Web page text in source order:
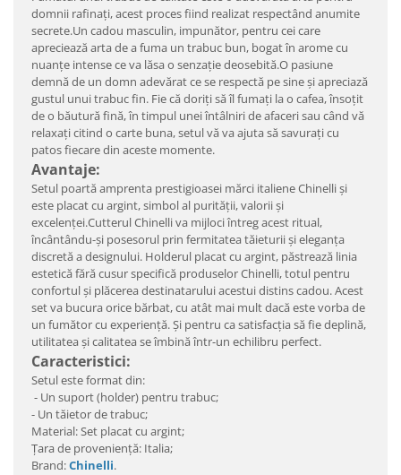
domnii rafinați, acest proces fiind realizat respectând anumite
secrete.Un cadou masculin, impunător, pentru cei care
apreciează arta de a fuma un trabuc bun, bogat în arome cu
nuanțe intense ce va lăsa o senzație deosebită.O pasiune
demnă de un domn adevărat ce se respectă pe sine și apreciază
gustul unui trabuc fin. Fie că doriți să îl fumați la o cafea, însoțit
de o băutură fină, în timpul unei întâlniri de afaceri sau când vă
relaxați citind o carte buna, setul vă va ajuta să savurați cu
patos fiecare din aceste momente.
Avantaje:
Setul poartă amprenta prestigioasei mărci italiene Chinelli şi
este placat cu argint, simbol al purităţii, valorii şi
excelenţei.Cutterul Chinelli va mijloci întreg acest ritual,
încântându-şi posesorul prin fermitatea tăieturii şi eleganţa
discretă a designului. Holderul placat cu argint, păstrează linia
estetică fără cusur specifică produselor Chinelli, totul pentru
confortul şi plăcerea destinatarului acestui distins cadou. Acest
set va bucura orice bărbat, cu atât mai mult dacă este vorba de
un fumător cu experiență. Și pentru ca satisfacția să fie deplină,
utilitatea și calitatea se îmbină într-un echilibru perfect.
Caracteristici:
Setul este format din:
- Un suport (holder) pentru trabuc;
- Un tăietor de trabuc;
Material: Set placat cu argint;
Ţara de provenienţă: Italia;
Brand:Chinelli.